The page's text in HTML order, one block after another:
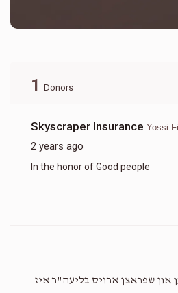
1 Donors
Skyscraper Insurance Yossi
2 years ago
In the honor of Good people
און שפראצן ארויס בליעה"ר איז